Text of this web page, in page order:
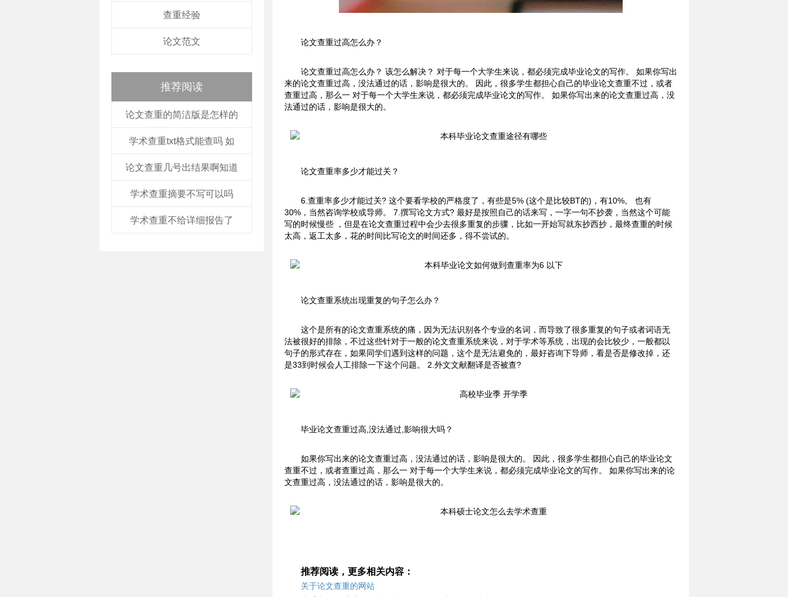
查重经验
论文范文
推荐阅读
论文查重的简洁版是怎样的
学术查重txt格式能查吗 如
论文查重几号出结果啊知道
学术查重摘要不写可以吗
学术查重不给详细报告了
论文查重过高怎么办？
论文查重过高怎么办？ 该怎么解决？ 对于每一个大学生来说，都必须完成毕业论文的写作。 如果你写出
来的论文查重过高，没法通过的话，影响是很大的。 因此，很多学生都担心自己的毕业论文查重不过，或者
查重过高，那么一 对于每一个大学生来说，都必须完成毕业论文的写作。 如果你写出来的论文查重过高，没
法通过的话，影响是很大的。
论文查重率多少才能过关？
6.查重率多少才能过关? 这个要看学校的严格度了，有些是5% (这个是比较BT的)，有10%。 也有
30%，当然咨询学校或导师。 7.撰写论文方式? 最好是按照自己的话来写，一字一句不抄袭，当然这个可能
写的时候慢些 ，但是在论文查重过程中会少去很多重复的步骤，比如一开始写就东抄西抄，最终查重的时候
太高，返工太多，花的时间比写论文的时间还多，得不尝试的。
论文查重系统出现重复的句子怎么办？
这个是所有的论文查重系统的痛，因为无法识别各个专业的名词，而导致了很多重复的句子或者词语无
法被很好的排除，不过这些针对于一般的论文查重系统来说，对于学术等系统，出现的会比较少，一般都以
句子的形式存在，如果同学们遇到这样的问题，这个是无法避免的，最好咨询下导师，看是否是修改掉，还
是33到时候会人工排除一下这个问题。 2.外文文献翻译是否被查?
毕业论文查重过高,没法通过,影响很大吗？
如果你写出来的论文查重过高，没法通过的话，影响是很大的。 因此，很多学生都担心自己的毕业论文
查重不过，或者查重过高，那么一 对于每一个大学生来说，都必须完成毕业论文的写作。 如果你写出来的论
文查重过高，没法通过的话，影响是很大的。
推荐阅读，更多相关内容：
关于论文查重的网站